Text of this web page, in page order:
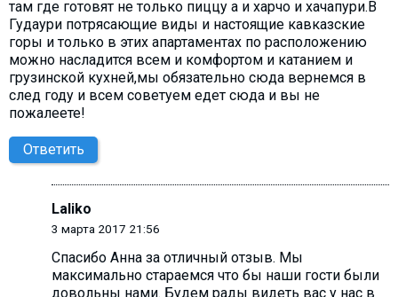
там где готовят не только пиццу а и харчо и хачапури.В
Гудаури потрясающие виды и настоящие кавказские
горы и только в этих апартаментах по расположению
можно насладится всем и комфортом и катанием и
грузинской кухней,мы обязательно сюда вернемся в
след году и всем советуем едет сюда и вы не
пожалеете!
Ответить
Laliko
3 марта 2017 21:56
Спасибо Анна за отличный отзыв. Мы
максимально стараемся что бы наши гости были
довольны нами. Будем рады видеть вас у нас в